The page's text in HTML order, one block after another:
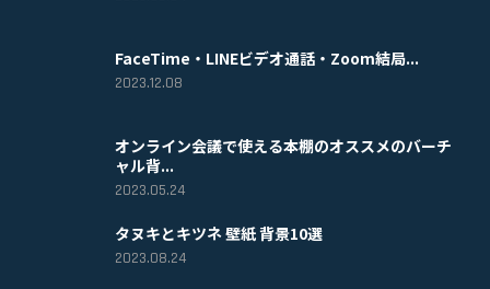
FaceTime・LINEビデオ通話・Zoom結局...
2023.12.08
オンライン会議で使える本棚のオススメのバーチ
ャル背...
2023.05.24
タヌキとキツネ 壁紙 背景10選
2023.08.24